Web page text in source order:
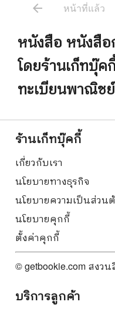
arrow_back หน้าที่แล้ว
หนังสือ หนังสื
โดยร้านเก็ทบุ๊ค
ทะเบียนพาณิชย์
ร้านเก็ทบุ๊คกี้
เกี่ยวกับเรา
นโยบายทางธุรกิจ
นโยบายความเป็นส่วน
นโยบายคุกกี้
ตั้งค่าคุกกี้
© getbookie.com สงว
บริการลูกค้า